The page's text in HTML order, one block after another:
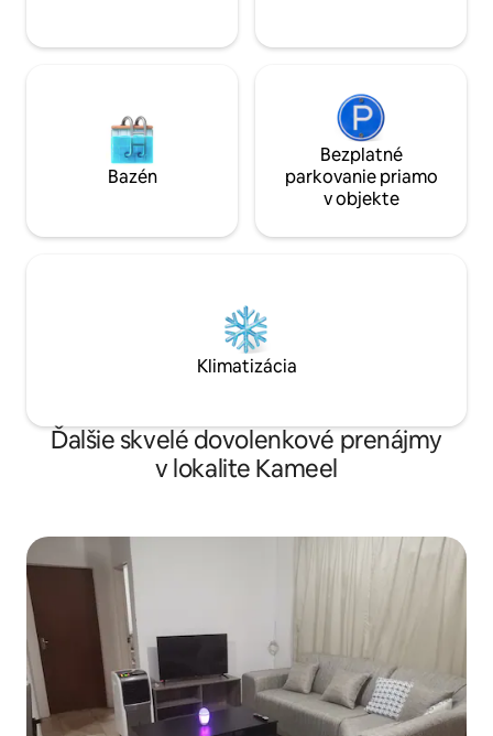
Bazén
Bezplatné
parkovanie priamo
v objekte
Klimatizácia
Ďalšie skvelé dovolenkové prenájmy
v lokalite Kameel